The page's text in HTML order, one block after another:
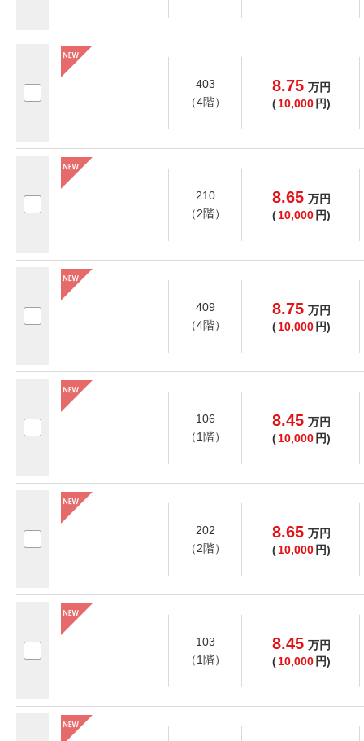
403
（4階）
8.75 万円
(10,000 円)
210
（2階）
8.65 万円
(10,000 円)
409
（4階）
8.75 万円
(10,000 円)
106
（1階）
8.45 万円
(10,000 円)
202
（2階）
8.65 万円
(10,000 円)
103
（1階）
8.45 万円
(10,000 円)